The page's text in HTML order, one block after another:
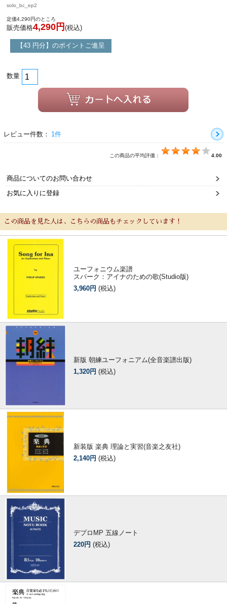
solo_bc_ep2
定価4,290円のところ
販売価格4,290円 (税込)
【43 円分】のポイントご進呈
数量
レビュー件数： 1件
この商品の平均評価： 4.00
商品についてのお問い合わせ
お気に入りに登録
この商品を見た人は、こちらの商品もチェックしています！
ユーフォニウム楽譜
スパーク：アイナのための歌(Studio版)
3,960円 (税込)
新版 朝練ユーフォニアム(全音楽譜出版)
1,320円 (税込)
新装版 楽典 理論と実習(音楽之友社)
2,140円 (税込)
デプロMP 五線ノート
220円 (税込)